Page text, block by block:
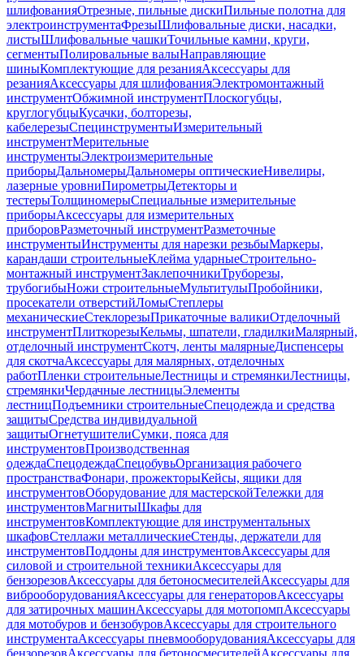
шлифованияОтрезные, пильные дискиПильные полотна для
электроинструментаФрезыШлифовальные диски, насадки,
листыШлифовальные чашкиТочильные камни, круги,
сегментыПолировальные валыНаправляющие
шиныКомплектующие для резанияАксессуары для
резанияАксессуары для шлифованияЭлектромонтажный
инструментОбжимной инструментПлоскогубцы,
круглогубцыКусачки, болторезы,
кабелерезыСпецинструментыИзмерительный
инструментМерительные
инструментыЭлектроизмерительные
приборыДальномерыДальномеры оптическиеНивелиры,
лазерные уровниПирометрыДетекторы и
тестерыТолщиномерыСпециальные измерительные
приборыАксессуары для измерительных
приборовРазметочный инструментРазметочные
инструментыИнструменты для нарезки резьбыМаркеры,
карандаши строительныеКлейма ударныеСтроительно-
монтажный инструментЗаклепочникиТруборезы,
трубогибыНожи строительныеМультитулыПробойники,
просекатели отверстийЛомыСтеплеры
механическиеСтеклорезыПрикаточные валикиОтделочный
инструментПлиткорезыКельмы, шпатели, гладилкиМалярный,
отделочный инструментСкотч, ленты малярныеДиспенсеры
для скотчаАксессуары для малярных, отделочных
работПленки строительныеЛестницы и стремянкиЛестницы,
стремянкиЧердачные лестницыЭлементы
лестницПодъемники строительныеСпецодежда и средства
защитыСредства индивидуальной
защитыОгнетушителиСумки, пояса для
инструментовПроизводственная
одеждаСпецодеждаСпецобувьОрганизация рабочего
пространстваФонари, прожекторыКейсы, ящики для
инструментовОборудование для мастерскойТележки для
инструментовМагнитыШкафы для
инструментовКомплектующие для инструментальных
шкафовСтеллажи металлическиеСтенды, держатели для
инструментовПоддоны для инструментовАксессуары для
силовой и строительной техникиАксессуары для
бензорезовАксессуары для бетоносмесителейАксессуары для
виброоборудованияАксессуары для генераторовАксессуары
для затирочных машинАксессуары для мотопомпАксессуары
для мотобуров и бензобуровАксессуары для строительного
инструментаАксессуары пневмооборудованияАксессуары для
бензорезовАксессуары для бетоносмесителейАксессуары для